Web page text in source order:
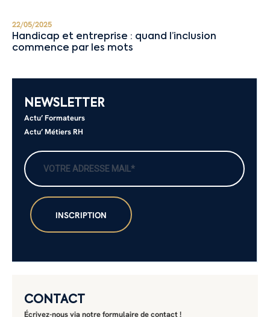
22/05/2025
Handicap et entreprise : quand l’inclusion
commence par les mots
NEWSLETTER
Actu’ Formateurs
Actu’ Métiers RH
CONTACT
Écrivez-nous via notre formulaire de contact !